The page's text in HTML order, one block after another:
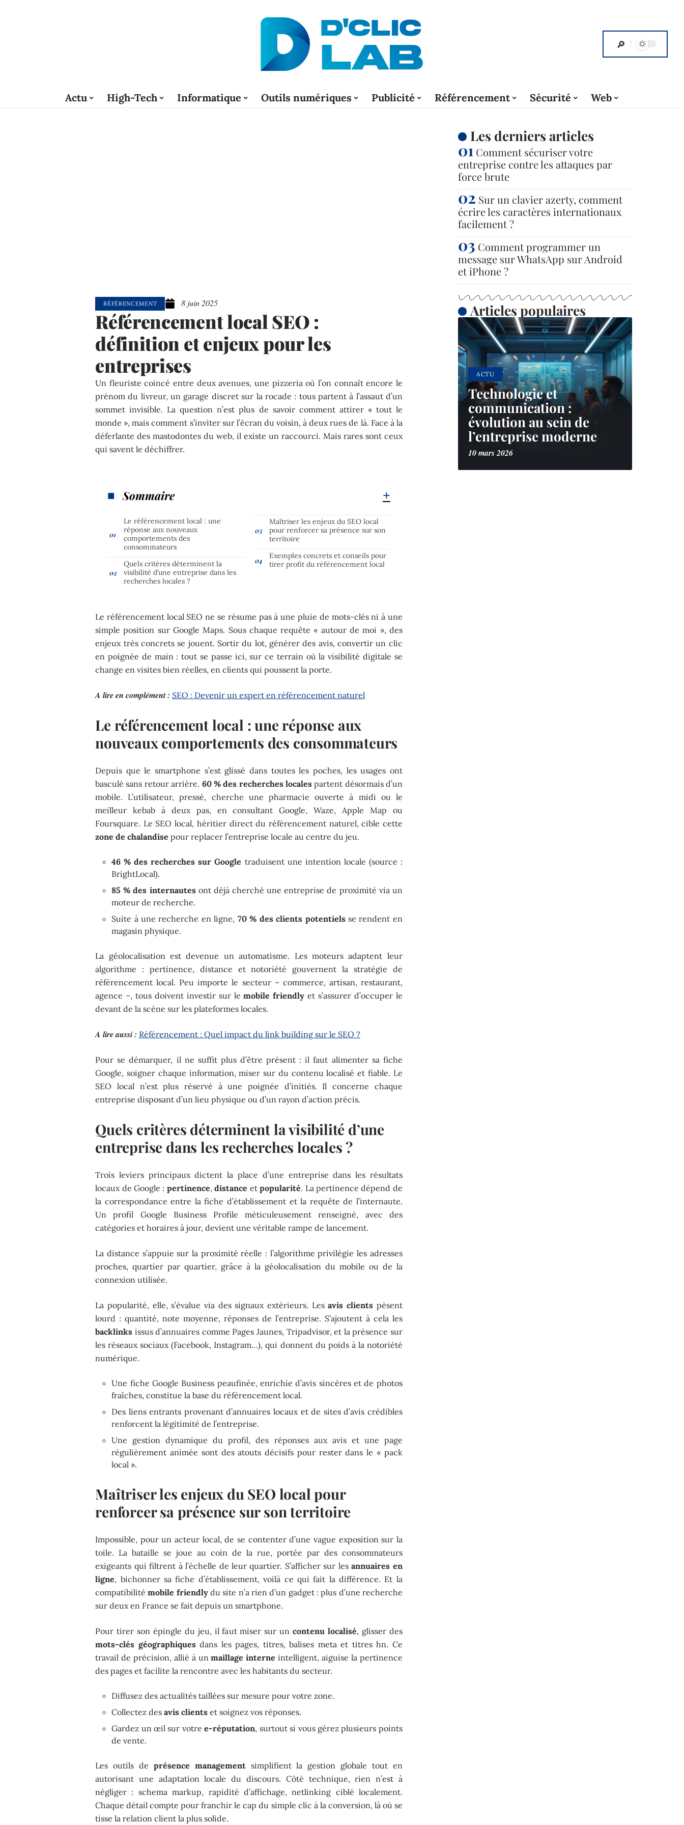
Actu High-Tech Informatique Outils numériques Publicité Référencement Sécurité Web
RÉFÉRENCEMENT 8 juin 2025
Référencement local SEO :
définition et enjeux pour les
entreprises
Un fleuriste coincé entre deux avenues, une pizzeria où l’on connaît encore le
prénom du livreur, un garage discret sur la rocade : tous partent à l’assaut d’un
sommet invisible. La question n’est plus de savoir comment attirer « tout le
monde », mais comment s’inviter sur l’écran du voisin, à deux rues de là. Face à la
déferlante des mastodontes du web, il existe un raccourci. Mais rares sont ceux
qui savent le déchiffrer.
Sommaire
Le référencement local : une
réponse aux nouveaux
comportements des
consommateurs
Quels critères déterminent la
visibilité d’une entreprise dans les
recherches locales ?
Maîtriser les enjeux du SEO local
pour renforcer sa présence sur son
territoire
Exemples concrets et conseils pour
tirer profit du référencement local
Le référencement local SEO ne se résume pas à une pluie de mots-clés ni à une
simple position sur Google Maps. Sous chaque requête « autour de moi », des
enjeux très concrets se jouent. Sortir du lot, générer des avis, convertir un clic
en poignée de main : tout se passe ici, sur ce terrain où la visibilité digitale se
change en visites bien réelles, en clients qui poussent la porte.
A lire en complément : SEO : Devenir un expert en référencement naturel
Le référencement local : une réponse aux
nouveaux comportements des consommateurs
Depuis que le smartphone s’est glissé dans toutes les poches, les usages ont
basculé sans retour arrière. 60 % des recherches localespartent désormais d’un
mobile. L’utilisateur, pressé, cherche une pharmacie ouverte à midi ou le
meilleur kebab à deux pas, en consultant Google, Waze, Apple Map ou
Foursquare. Le SEO local, héritier direct du référencement naturel, cible cette
zone de chalandise pour replacer l’entreprise locale au centre du jeu.
46 % des recherches sur Google traduisent une intention locale (source :
BrightLocal).
85 % des internautesont déjà cherché une entreprise de proximité via un
moteur de recherche.
Suite à une recherche en ligne, 70 % des clients potentielsse rendent en
magasin physique.
La géolocalisation est devenue un automatisme. Les moteurs adaptent leur
algorithme : pertinence, distance et notoriété gouvernent la stratégie de
référencement local. Peu importe le secteur – commerce, artisan, restaurant,
agence –, tous doivent investir sur lemobile friendly et s’assurer d’occuper le
devant de la scène sur les plateformes locales.
A lire aussi : Référencement : Quel impact du link building sur le SEO ?
Pour se démarquer, il ne suffit plus d’être présent : il faut alimenter sa fiche
Google, soigner chaque information, miser sur du contenu localisé et fiable. Le
SEO local n’est plus réservé à une poignée d’initiés. Il concerne chaque
entreprise disposant d’un lieu physique ou d’un rayon d’action précis.
Quels critères déterminent la visibilité d’une
entreprise dans les recherches locales ?
Trois leviers principaux dictent la place d’une entreprise dans les résultats
locaux de Google : pertinence,distance etpopularité. La pertinence dépend de
la correspondance entre la fiche d’établissement et la requête de l’internaute.
Un profil Google Business Profile méticuleusement renseigné, avec des
catégories et horaires à jour, devient une véritable rampe de lancement.
La distance s’appuie sur la proximité réelle : l’algorithme privilégie les adresses
proches, quartier par quartier, grâce à la géolocalisation du mobile ou de la
connexion utilisée.
La popularité, elle, s’évalue via des signaux extérieurs. Lesavis clients pèsent
lourd : quantité, note moyenne, réponses de l’entreprise. S’ajoutent à cela les
backlinks issus d’annuaires comme Pages Jaunes, Tripadvisor, et la présence sur
les réseaux sociaux (Facebook, Instagram…), qui donnent du poids à la notoriété
numérique.
Une fiche Google Business peaufinée, enrichie d’avis sincères et de photos
fraîches, constitue la base du référencement local.
Des liens entrants provenant d’annuaires locaux et de sites d’avis crédibles
renforcent la légitimité de l’entreprise.
Une gestion dynamique du profil, des réponses aux avis et une page
régulièrement animée sont des atouts décisifs pour rester dans le « pack
local ».
Maîtriser les enjeux du SEO local pour
renforcer sa présence sur son territoire
Impossible, pour un acteur local, de se contenter d’une vague exposition sur la
toile. La bataille se joue au coin de la rue, portée par des consommateurs
exigeants qui filtrent à l’échelle de leur quartier. S’afficher sur lesannuaires en
ligne, bichonner sa fiche d’établissement, voilà ce qui fait la différence. Et la
compatibilitémobile friendlydu site n’a rien d’un gadget : plus d’une recherche
sur deux en France se fait depuis un smartphone.
Pour tirer son épingle du jeu, il faut miser sur uncontenu localisé, glisser des
mots-clés géographiquesdans les pages, titres, balises meta et titres hn. Ce
travail de précision, allié à unmaillage interne intelligent, aiguise la pertinence
des pages et facilite la rencontre avec les habitants du secteur.
Diffusez des actualités taillées sur mesure pour votre zone.
Collectez desavis clients et soignez vos réponses.
Gardez un œil sur votree-réputation, surtout si vous gérez plusieurs points
de vente.
Les outils de présence managementsimplifient la gestion globale tout en
autorisant une adaptation locale du discours. Côté technique, rien n’est à
négliger : schema markup, rapidité d’affichage, netlinking ciblé localement.
Chaque détail compte pour franchir le cap du simple clic à la conversion, là où se
tisse la relation client la plus solide.
Les derniers articles
Comment sécuriser votre
entreprise contre les attaques par
force brute
Sur un clavier azerty, comment
écrire les caractères internationaux
facilement ?
Comment programmer un
message sur WhatsApp sur Android
et iPhone ?
Articles populaires
ACTU
Technologie et
communication :
évolution au sein de
l’entreprise moderne
10 mars 2026